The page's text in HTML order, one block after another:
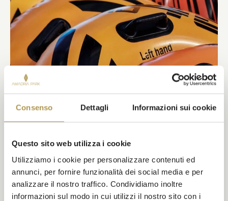
Consenso Dettagli Informazioni sui cookie
Questo sito web utilizza i cookie
Utilizziamo i cookie per personalizzare contenuti ed
annunci, per fornire funzionalità dei social media e per
analizzare il nostro traffico. Condividiamo inoltre
informazioni sul modo in cui utilizzi il nostro sito con i